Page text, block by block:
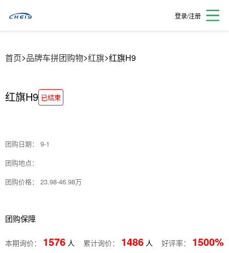
登录/注册
首页>品牌车拼团购物>红旗>红旗H9
红旗H9 已结束
团购日期： 9-1
团购地点：
团购价格： 23.98-46.98万
团购保障
本期询价： 1576 人 累计询价： 1486 人 好评率： 1500%
157****2003
湛团友
仇团友